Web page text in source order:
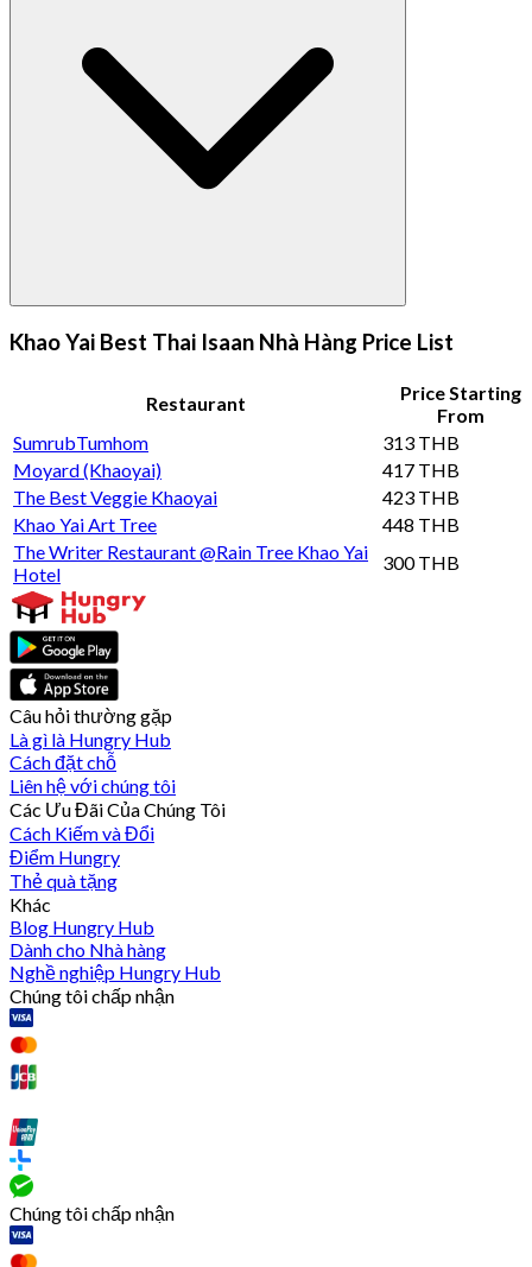
Khao Yai Best Thai Isaan Nhà Hàng Price List
Restaurant
Price Starting
From
SumrubTumhom
313 THB
Moyard (Khaoyai)
417 THB
The Best Veggie Khaoyai
423 THB
Khao Yai Art Tree
448 THB
The Writer Restaurant @Rain Tree Khao Yai
Hotel
300 THB
Câu hỏi thường gặp
Là gì là Hungry Hub
Cách đặt chỗ
Liên hệ với chúng tôi
Các Ưu Đãi Của Chúng Tôi
Cách Kiếm và Đổi
Điểm Hungry
Thẻ quà tặng
Khác
Blog Hungry Hub
Dành cho Nhà hàng
Nghề nghiệp Hungry Hub
Chúng tôi chấp nhận
Chúng tôi chấp nhận